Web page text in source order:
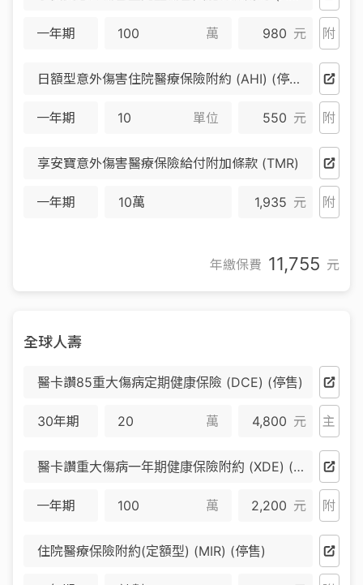
一年期 萬 980 元 附
日額型意外傷害住院醫療保險附約 (AHI) (停售)
一年期 單位 550 元 附
享安寶意外傷害醫療保險給付附加條款 (TMR)
一年期 10萬 1,935 元 附
年繳保費 11,755 元
全球人壽
醫卡讚85重大傷病定期健康保險 (DCE) (停售)
30年期 萬 4,800 元 主
醫卡讚重大傷病一年期健康保險附約 (XDE) (停售)
一年期 萬 2,200 元 附
住院醫療保險附約(定額型) (MIR) (停售)